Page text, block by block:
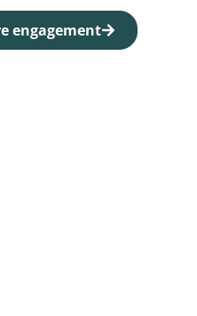
engagement